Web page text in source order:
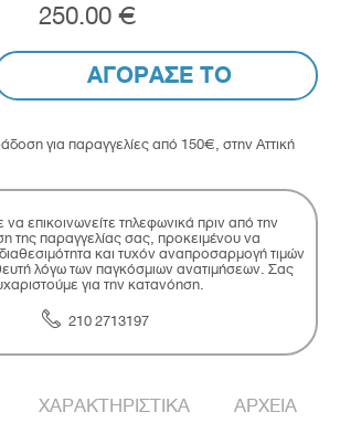
250.00 €
ΑΓΟΡΑΣΕ ΤΟ
για παραγγελίες από 150€, στην Αττική
επικοινωνείτε τηλεφωνικά πριν από την
της παραγγελίας σας, προκειμένου να
και τυχόν αναπροσαρμογή τιμών
λόγω των παγκόσμιων ανατιμήσεων. Σας
για την κατανόηση.
210 2713197
ΧΑΡΑΚΤΗΡΙΣΤΙΚΑ ΑΡΧΕΙΑ